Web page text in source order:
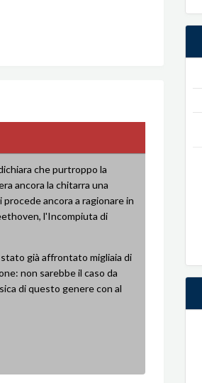
che purtroppo la
ancora la chitarra una
ancora a ragionare in
l'Incompiuta di
già affrontato migliaia di
non sarebbe il caso da
di questo genere con al